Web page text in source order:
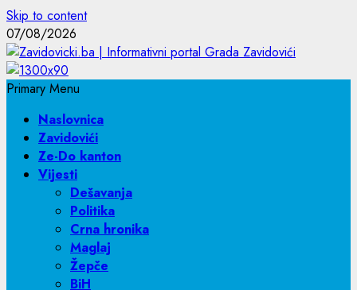
Skip to content
07/08/2026
Primary Menu
Naslovnica
Zavidovići
Ze-Do kanton
Vijesti
Dešavanja
Politika
Crna hronika
Maglaj
Žepče
BiH